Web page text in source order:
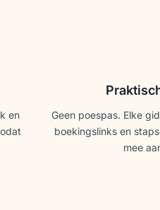
en
Geen poespas. Elke
boekingslinks en
mee